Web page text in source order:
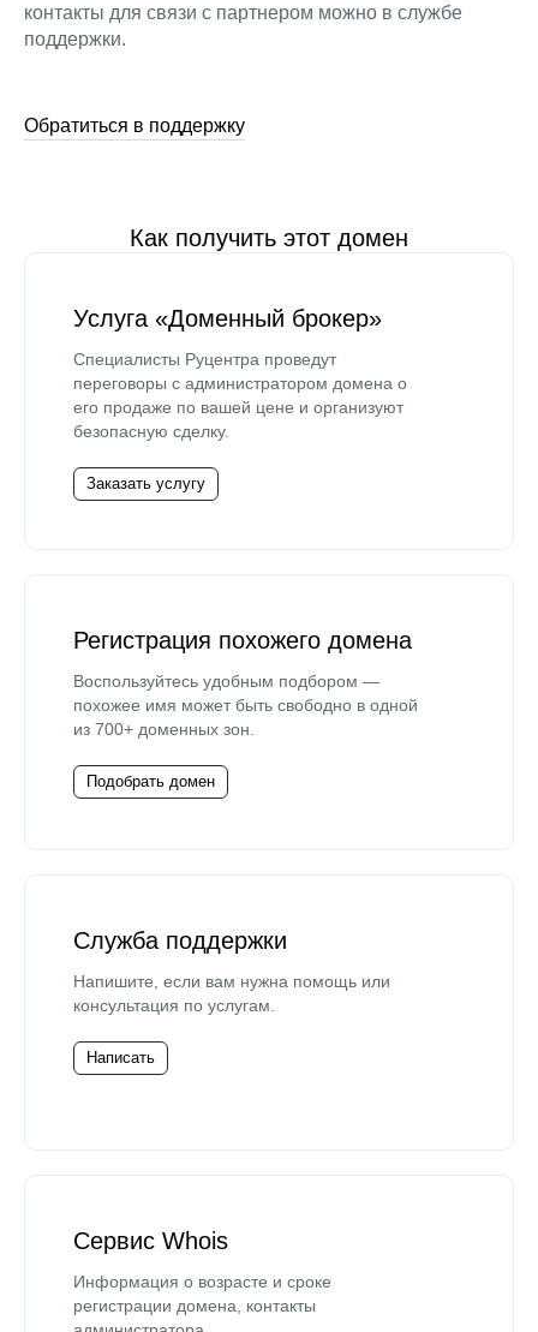
контакты для связи с партнером можно в службе
поддержки.
Обратиться в поддержку
Как получить этот домен
Услуга «Доменный брокер»
Специалисты Руцентра проведут
переговоры с администратором домена о
его продаже по вашей цене и организуют
безопасную сделку.
Заказать услугу
Регистрация похожего домена
Воспользуйтесь удобным подбором —
похожее имя может быть свободно в одной
из 700+ доменных зон.
Подобрать домен
Служба поддержки
Напишите, если вам нужна помощь или
консультация по услугам.
Написать
Сервис Whois
Информация о возрасте и сроке
регистрации домена, контакты